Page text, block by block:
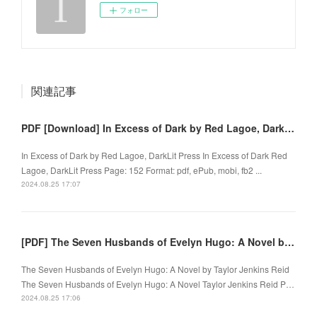
フォロー
関連記事
PDF [Download] In Excess of Dark by Red Lagoe, DarkLit Press
In Excess of Dark by Red Lagoe, DarkLit Press In Excess of Dark Red
Lagoe, DarkLit Press Page: 152 Format: pdf, ePub, mobi, fb2 ...
2024.08.25 17:07
[PDF] The Seven Husbands of Evelyn Hugo: A Novel by Taylor Jenkins Reid
The Seven Husbands of Evelyn Hugo: A Novel by Taylor Jenkins Reid
The Seven Husbands of Evelyn Hugo: A Novel Taylor Jenkins Reid P…
2024.08.25 17:06